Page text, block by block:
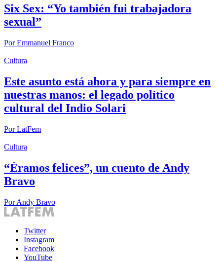
Six Sex: “Yo también fui trabajadora
sexual”
PorEmmanuel Franco
Cultura
Este asunto está ahora y para siempre en
nuestras manos: el legado político
cultural del Indio Solari
PorLatFem
Cultura
“Éramos felices”, un cuento de Andy
Bravo
PorAndy Bravo
Twitter
Instagram
Facebook
YouTube